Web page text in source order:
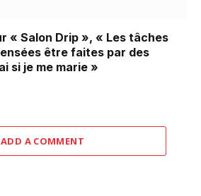
« Salon Drip », « Les tâches
être faites par des
si je me marie »
ADD A COMMENT